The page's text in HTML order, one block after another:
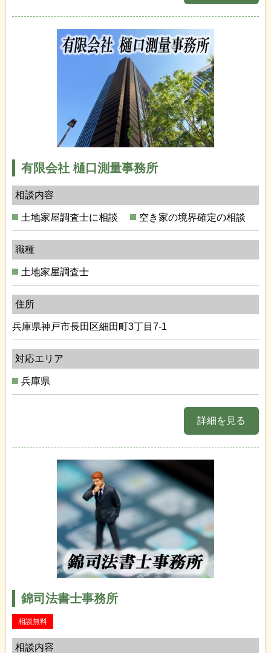
有限会社 樋口測量事務所
相談内容
土地家屋調査士に相談 空き家の境界確定の相談
職種
土地家屋調査士
住所
兵庫県神戸市長田区細田町3丁目7-1
対応エリア
兵庫県
詳細を見る
錦司法書士事務所
相談無料
相談内容